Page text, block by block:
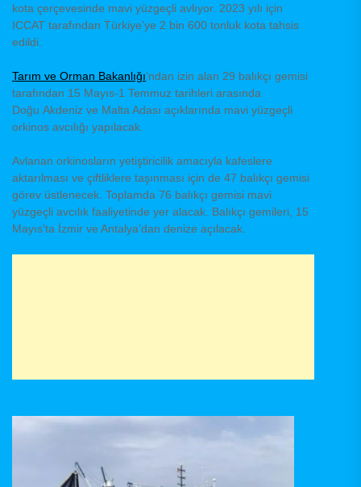
kota çerçevesinde mavi yüzgeçli avlıyor. 2023 yılı için
ICCAT tarafından Türkiye’ye 2 bin 600 tonluk kota tahsis
edildi.
Tarım ve Orman Bakanlığı’ndan izin alan 29 balıkçı gemisi
tarafından 15 Mayıs-1 Temmuz tarihleri arasında
Doğu Akdeniz ve Malta Adası açıklarında mavi yüzgeçli
orkinos avcılığı yapılacak.
Avlanan orkinosların yetiştiricilik amacıyla kafeslere
aktarılması ve çiftliklere taşınması için de 47 balıkçı gemisi
görev üstlenecek. Toplamda 76 balıkçı gemisi mavi
yüzgeçli avcılık faaliyetinde yer alacak. Balıkçı gemileri, 15
Mayıs’ta İzmir ve Antalya’dan denize açılacak.